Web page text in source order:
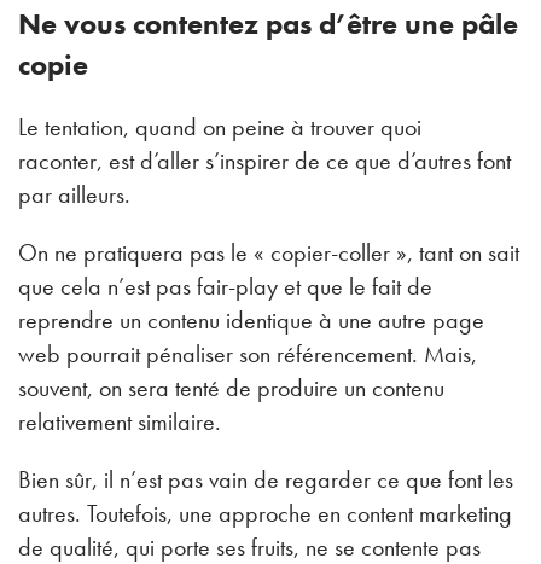
Ne vous contentez pas d’être une pâle
copie
Le tentation, quand on peine à trouver quoi
raconter, est d’aller s’inspirer de ce que d’autres font
par ailleurs.
On ne pratiquera pas le « copier-coller », tant on sait
que cela n’est pas fair-play et que le fait de
reprendre un contenu identique à une autre page
web pourrait pénaliser son référencement. Mais,
souvent, on sera tenté de produire un contenu
relativement similaire.
Bien sûr, il n’est pas vain de regarder ce que font les
autres. Toutefois, une approche en content marketing
de qualité, qui porte ses fruits, ne se contente pas